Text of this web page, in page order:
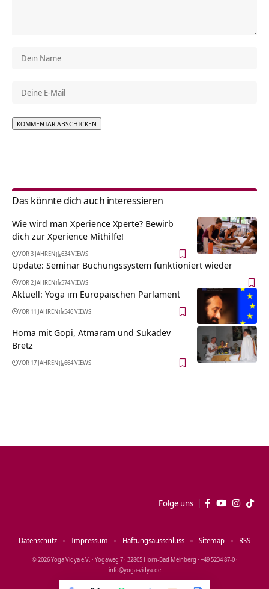
Das könnte dich auch interessieren
Wie wird man Xperience Xperte? Bewirb
dich zur Xperience Mithilfe!
VOR 3 JAHREN 634 VIEWS
Update: Seminar Buchungssystem funktioniert wieder
VOR 2 JAHREN 574 VIEWS
Aktuell: Yoga im Europäischen Parlament
VOR 11 JAHREN 546 VIEWS
Homa mit Gopi, Atmaram und Sukadev
Bretz
VOR 17 JAHREN 664 VIEWS
Folge uns
© 2026 Yoga Vidya e.V. · Yogaweg 7 · 32805 Horn‑Bad Meinberg · +49 5234 87‑0 ·
info@yoga‑vidya.de
Datenschutz Impressum Haftungsausschluss Sitemap RSS